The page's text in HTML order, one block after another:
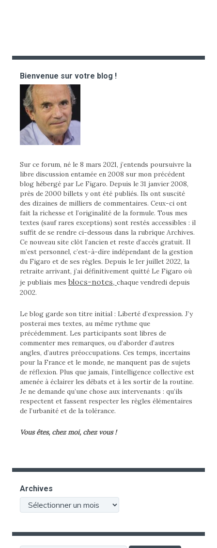
Bienvenue sur votre blog !
Sur ce forum, né le 8 mars 2021, j’entends poursuivre la
libre discussion entamée en 2008 sur mon précédent
blog hébergé par Le Figaro. Depuis le 31 janvier 2008,
près de 2000 billets y ont été publiés. Ils ont suscité
des dizaines de milliers de commentaires. Ceux-ci ont
fait la richesse et l’originalité de la formule. Tous mes
textes (sauf rares exceptions) sont restés accessibles : il
suffit de se rendre ci-dessous dans la rubrique Archives.
Ce nouveau site clôt l’ancien et reste d’accès gratuit. Il
m’est personnel, c’est-à-dire indépendant de la gestion
du Figaro et de ses règles. Depuis le 1er juillet 2022, la
retraite arrivant, j’ai définitivement quitté Le Figaro où
je publiais mes blocs-notes, chaque vendredi depuis
2002.
Le blog garde son titre initial : Liberté d’expression. J’y
posterai mes textes, au même rythme que
précédemment. Les participants sont libres de
commenter mes remarques, ou d’aborder d’autres
angles, d’autres préoccupations. Ces temps, incertains
pour la France et le monde, ne manquent pas de sujets
de réflexion. Plus que jamais, l’intelligence collective est
amenée à éclairer les débats et à les sortir de la routine.
Je ne demande qu’une chose aux intervenants : qu’ils
respectent et fassent respecter les règles élémentaires
de l’urbanité et de la tolérance.
Vous êtes, chez moi, chez vous !
Archives
Archives